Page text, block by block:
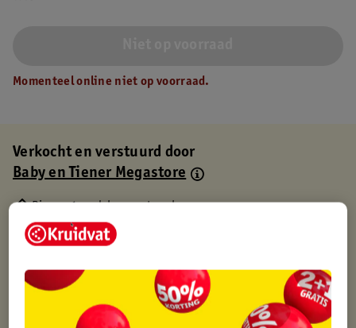
Momenteel online niet op voorraad.
Verkocht en verstuurd door
Baby en Tiener Megastore
Binnen 1 werkdag verstuurd
Gratis thuisbezorgd
Gratis retourneren via verkooppartner.